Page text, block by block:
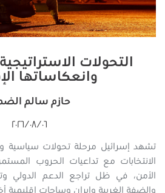
التحولات
وانعكاساتها
حازم سالم
٠٦‏/٠٨‏/٢٠٢٦
تشهد إسرائيل مرحلة تحولات سياسية
الانتخابات مع تداعيات الحروب
الأمن، في ظل تراجع الدعم الدولي
والضفة الغربية وإيران وساحات إقليمية